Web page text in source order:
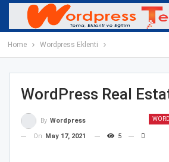
Home Wordpress Eklenti
WordPress Real
By Wordpress
On
May 17, 2021 5